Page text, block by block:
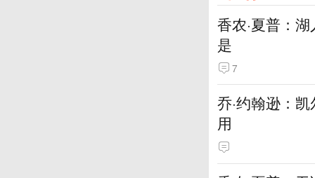
香农·夏普：
是
7
乔·约翰逊：
用